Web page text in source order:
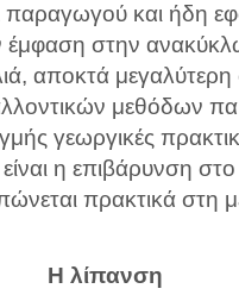
και ήδη
έμφαση στην
αποκτά μεγαλύτερη
μεθόδων
γεωργικές
η επιβάρυνση
πρακτικά στη
Η λίπανση